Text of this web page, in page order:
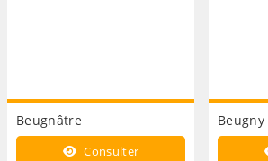
Beugnâtre
Consulter
Beugny